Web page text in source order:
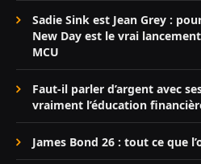
Sadie Sink est Jean Grey :
New Day est le vrai
MCU
Faut-il parler d’argent avec
vraiment l’éducation
James Bond 26 : tout ce que